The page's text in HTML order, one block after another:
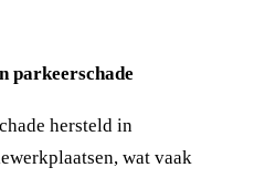
parkeerschade
hersteld in
wat vaak